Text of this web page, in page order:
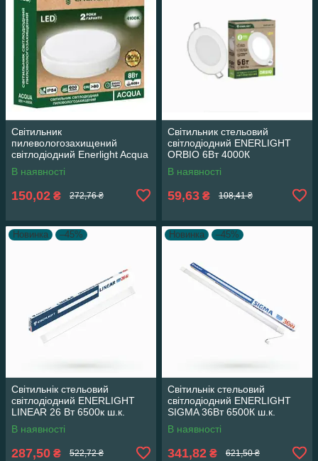
Світильник
пилевологозахищений
світлодіодний Enerlight Acqua
8Вт 4100К
В наявності
150,02 ₴ 272,76 ₴
Cвітильник стельовий
світлодіодний ENERLIGHT
ORBIO 6Вт 4000К
В наявності
59,63 ₴ 108,41 ₴
Новинка –45%
Cвітильнік стельовий
світлодіодний ENERLIGHT
LINEAR 26 Вт 6500к ш.к.
4823093503656 28325
В наявності
287,50 ₴ 522,72 ₴
Новинка –45%
Cвітильнік стельовий
світлодіодний ENERLIGHT
SIGMA 36Вт 6500К ш.к.
4823093503243, 20шт/ящ
28325
В наявності
341,82 ₴ 621,50 ₴